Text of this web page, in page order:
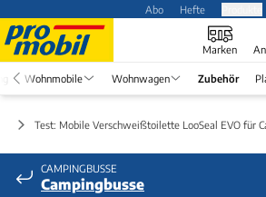
Abo Hefte
Marken
Wohnmobile Wohnwagen Zubehör
Test: Mobile Verschweißtoilette LooSeal EVO für
CAMPINGBUSSE
Campingbusse